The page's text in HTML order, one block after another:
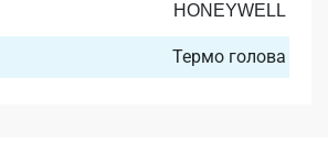
HONEYWELL
Термо голова